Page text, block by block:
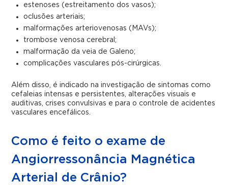
estenoses (estreitamento dos vasos);
oclusões arteriais;
malformações arteriovenosas (MAVs);
trombose venosa cerebral;
malformação da veia de Galeno;
complicações vasculares pós-cirúrgicas.
Além disso, é indicado na investigação de sintomas como
cefaleias intensas e persistentes, alterações visuais e
auditivas, crises convulsivas e para o controle de acidentes
vasculares encefálicos.
Como é feito o exame de
Angiorressonância Magnética
Arterial de Crânio?